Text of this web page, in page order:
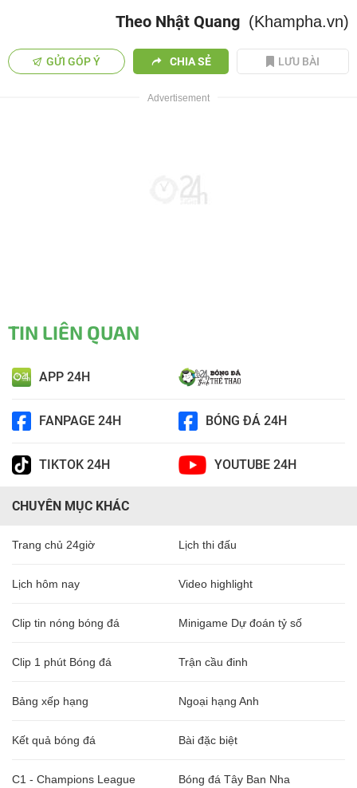
Theo Nhật Quang (Khampha.vn)
GỬI GÓP Ý CHIA SẺ LƯU BÀI
TIN LIÊN QUAN
APP 24H
FANPAGE 24H BÓNG ĐÁ 24H
TIKTOK 24H YOUTUBE 24H
CHUYÊN MỤC KHÁC
Trang chủ 24giờ Lịch thi đấu
Lịch hôm nay Video highlight
Clip tin nóng bóng đá Minigame Dự đoán tỷ số
Clip 1 phút Bóng đá Trận cầu đinh
Bảng xếp hạng Ngoại hạng Anh
Kết quả bóng đá Bài đặc biệt
C1 - Champions League Bóng đá Tây Ban Nha